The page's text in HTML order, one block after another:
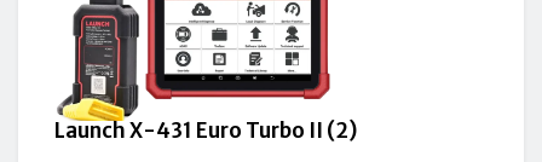
Launch X-431 Euro Turbo II (2)